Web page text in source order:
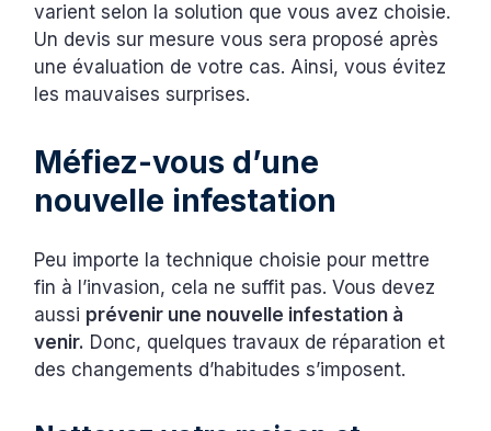
varient selon la solution que vous avez choisie.
Un devis sur mesure vous sera proposé après
une évaluation de votre cas. Ainsi, vous évitez
les mauvaises surprises.
Méfiez-vous d’une
nouvelle infestation
Peu importe la technique choisie pour mettre
fin à l’invasion, cela ne suffit pas. Vous devez
aussi prévenir une nouvelle infestation à
venir. Donc, quelques travaux de réparation et
des changements d’habitudes s’imposent.